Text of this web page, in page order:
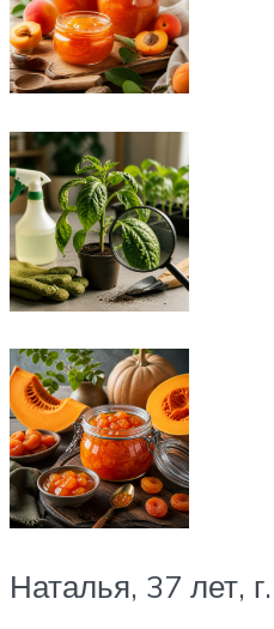
Наталья, 37 лет,